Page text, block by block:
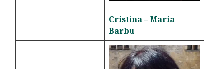
Cristina – Maria
Barbu